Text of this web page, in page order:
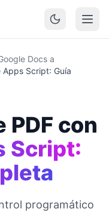
Docs a
Apps Script: Guía
PDF con
Script:
programático